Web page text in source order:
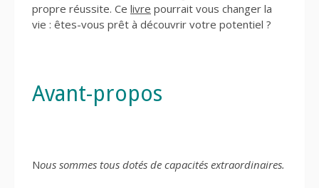
propre réussite. Ce livre pourrait vous changer la
vie : êtes-vous prêt à découvrir votre potentiel ?
Avant-propos
Nous sommes tous dotés de capacités extraordinaires.